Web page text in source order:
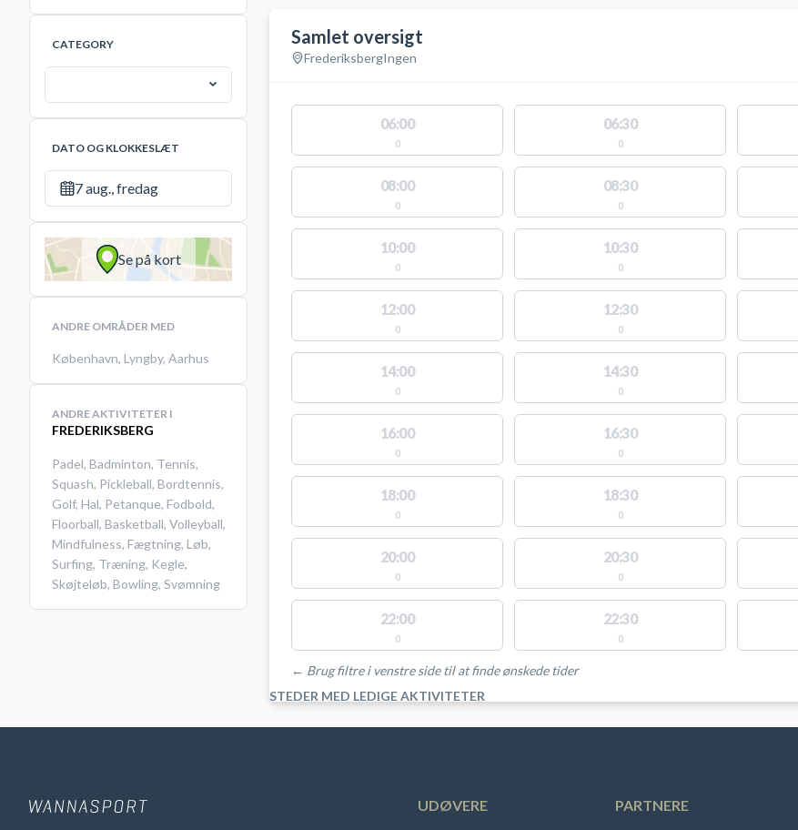
CATEGORY
DATO OG KLOKKESLÆT
7 aug., fredag
Se på kort
ANDRE OMRÅDER MED
København, Lyngby, Aarhus
ANDRE AKTIVITETER I
FREDERIKSBERG
Padel, Badminton, Tennis,
Squash, Pickleball, Bordtennis,
Golf, Hal, Petanque, Fodbold,
Floorball, Basketball, Volleyball,
Mindfulness, Fægtning, Løb,
Surfing, Træning, Kegle,
Skøjteløb, Bowling, Svømning
Samlet oversigt
FrederiksbergIngen
06:00
0
06:30
0
08:00
0
08:30
0
10:00
0
10:30
0
12:00
0
12:30
0
14:00
0
14:30
0
16:00
0
16:30
0
18:00
0
18:30
0
20:00
0
20:30
0
22:00
0
22:30
0
← Brug filtre i venstre side til at finde ønskede tider
STEDER MED LEDIGE AKTIVITETER
UDØVERE PARTNERE